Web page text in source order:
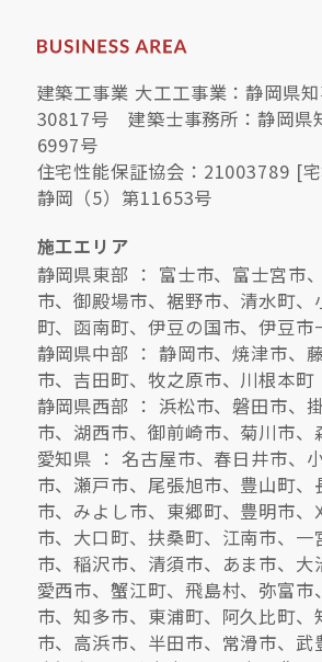
建築工事業 大工工事業：静岡県
30817号 建築士事務所：静岡県
6997号
住宅性能保証協会：21003789 [
静岡（5）第11653号
施工エリア
静岡県東部 ： 富士市、富士宮市
市、御殿場市、裾野市、清水町、
町、函南町、伊豆の国市、伊豆市
静岡県中部 ： 静岡市、焼津市、
市、吉田町、牧之原市、川根本町
静岡県西部 ： 浜松市、磐田市、
市、湖西市、御前崎市、菊川市、
愛知県 ： 名古屋市、春日井市、
市、瀬戸市、尾張旭市、豊山町、
市、みよし市、東郷町、豊明市、
市、大口町、扶桑町、江南市、一
市、稲沢市、清須市、あま市、大
愛西市、蟹江町、飛島村、弥富市
市、知多市、東浦町、阿久比町、
市、高浜市、半田市、常滑市、武